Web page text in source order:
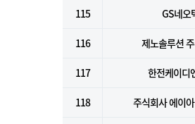
115 GS네오
116 제노솔루션
117 한전케이디
118 주식회사 에이